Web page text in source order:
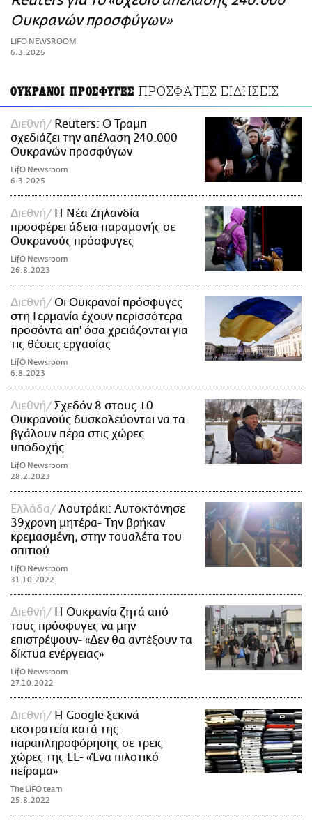
ΑΜΠΑ
PRINT
Ουκρανών προσφύγων»
LIFO NEWSROOM
6.3.2025
ΟΥΚΡΑΝΟΙ ΠΡΟΣΦΥΓΕΣ ΠΡΟΣΦΑΤΕΣ ΕΙΔΗΣΕΙΣ
Διεθνή
Reuters: Ο Τραμπ
σχεδιάζει την απέλαση 240.000
Ουκρανών προσφύγων
LifO Newsroom
6.3.2025
Διεθνή
Η Νέα Ζηλανδία
προσφέρει άδεια παραμονής σε
Ουκρανούς πρόσφυγες
LifO Newsroom
26.8.2023
Διεθνή
Οι Ουκρανοί πρόσφυγες
στη Γερμανία έχουν περισσότερα
προσόντα απ' όσα χρειάζονται για
τις θέσεις εργασίας
LifO Newsroom
6.8.2023
Διεθνή
Σχεδόν 8 στους 10
Ουκρανούς δυσκολεύονται να τα
βγάλουν πέρα στις χώρες
υποδοχής
LifO Newsroom
28.2.2023
Ελλάδα
Λουτράκι: Αυτοκτόνησε
39χρονη μητέρα- Την βρήκαν
κρεμασμένη, στην τουαλέτα του
σπιτιού
LifO Newsroom
31.10.2022
Διεθνή
Η Ουκρανία ζητά από
τους πρόσφυγες να μην
επιστρέψουν- «Δεν θα αντέξουν τα
δίκτυα ενέργειας»
LifO Newsroom
27.10.2022
Διεθνή
Η Google ξεκινά
εκστρατεία κατά της
παραπληροφόρησης σε τρεις
χώρες της ΕΕ- «Ένα πιλοτικό
πείραμα»
The LiFO team
25.8.2022